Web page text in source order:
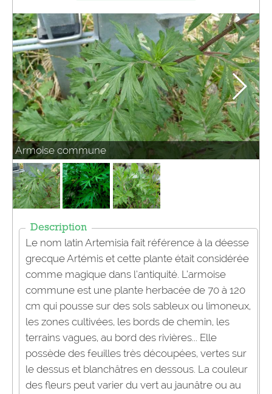
Armoise commune
Description
Le nom latin Artemisia fait référence à la déesse
grecque Artémis et cette plante était considérée
comme magique dans l’antiquité. L’armoise
commune est une plante herbacée de 70 à 120
cm qui pousse sur des sols sableux ou limoneux,
les zones cultivées, les bords de chemin, les
terrains vagues, au bord des rivières... Elle
possède des feuilles très découpées, vertes sur
le dessus et blanchâtres en dessous. La couleur
des fleurs peut varier du vert au jaunâtre ou au